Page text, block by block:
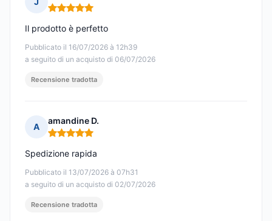
Nota: 5 su 5
Pubblicato il 16/07/2026 à 12h39
a seguito di un acquisto di 06/07/2026
Il prodotto è perfetto
Recensione tradotta
A
amandine D.
Nota: 5 su 5
Pubblicato il 13/07/2026 à 07h31
a seguito di un acquisto di 02/07/2026
Spedizione rapida
Recensione tradotta